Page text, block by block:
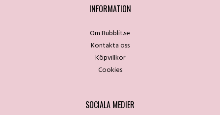
INFORMATION
Om Bubblit.se
Kontakta oss
Köpvillkor
Cookies
SOCIALA MEDIER